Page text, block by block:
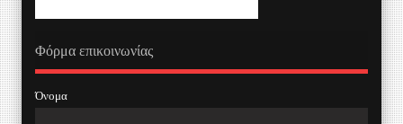
Φόρμα επικοινωνίας
Όνομα